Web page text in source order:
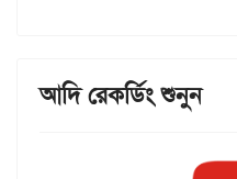
আদি রেকর্ডিং শুনুন